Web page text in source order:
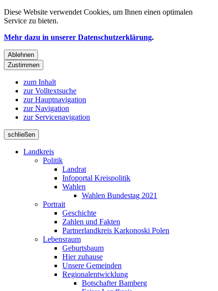
Diese Website verwendet Cookies, um Ihnen einen optimalen
Service zu bieten.
Mehr dazu in unserer Datenschutzerklärung.
Ablehnen
Zustimmen
zum Inhalt
zur Volltextsuche
zur Hauptnavigation
zur Navigation
zur Servicenavigation
schließen
Landkreis
Politik
Landrat
Infoportal Kreispolitik
Wahlen
Wahlen Bundestag 2021
Portrait
Geschichte
Zahlen und Fakten
Partnerlandkreis Karkonoski Polen
Lebensraum
Geburtsbaum
Hier zuhause
Unsere Gemeinden
Regionalentwicklung
Botschafter Bamberg